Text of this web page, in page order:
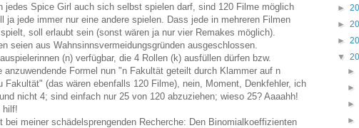
jedes Spice Girl auch sich selbst spielen darf, sind 120 Filme möglich
ja jede immer nur eine andere spielen. Dass jede in mehreren Filmen
soll erlaubt sein (sonst wären ja nur vier Remakes möglich).
seien aus Wahnsinnsvermeidungsgründen ausgeschlossen.
(n) verfügbar, die 4 Rollen (k) ausfüllen dürfen bzw.
anzuwendende Formel nun "n Fakultät geteilt durch Klammer auf n
Fakultät" (das wären ebenfalls 120 Filme), nein, Moment, Denkfehler, ich
nicht 4; sind einfach nur 25 von 120 abzuziehen; wieso 25? Aaaahh!
hilf!
bei meiner schädelsprengenden Recherche: Den Binomialkoeffizienten
►
►
►
▼
►
►